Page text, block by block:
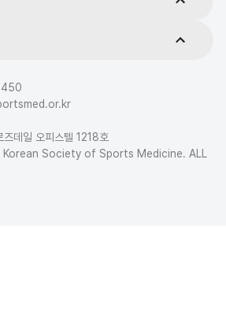
데일 오피스텔 1218호
Society of Sports Medicine. ALL